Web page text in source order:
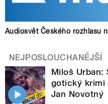
Audiosvět Českého rozhlasu
NEJPOSLOUCHANĚJŠÍ
Miloš Urban:
gotický krimi
Jan Novotný